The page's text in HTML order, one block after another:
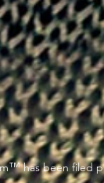
™has been filed